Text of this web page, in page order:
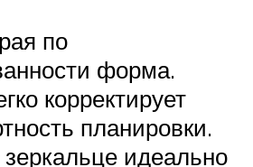
по
форма.
корректирует
планировки.
идеально